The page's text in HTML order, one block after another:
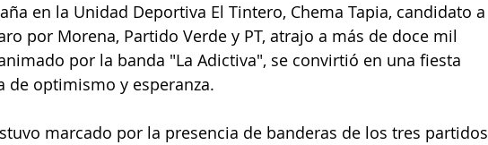
en la Unidad Deportiva El Tintero, Chema Tapia, candidato a
por Morena, Partido Verde y PT, atrajo a más de doce mil
por la banda "La Adictiva", se convirtió en una fiesta
de optimismo y esperanza.
marcado por la presencia de banderas de los tres partidos